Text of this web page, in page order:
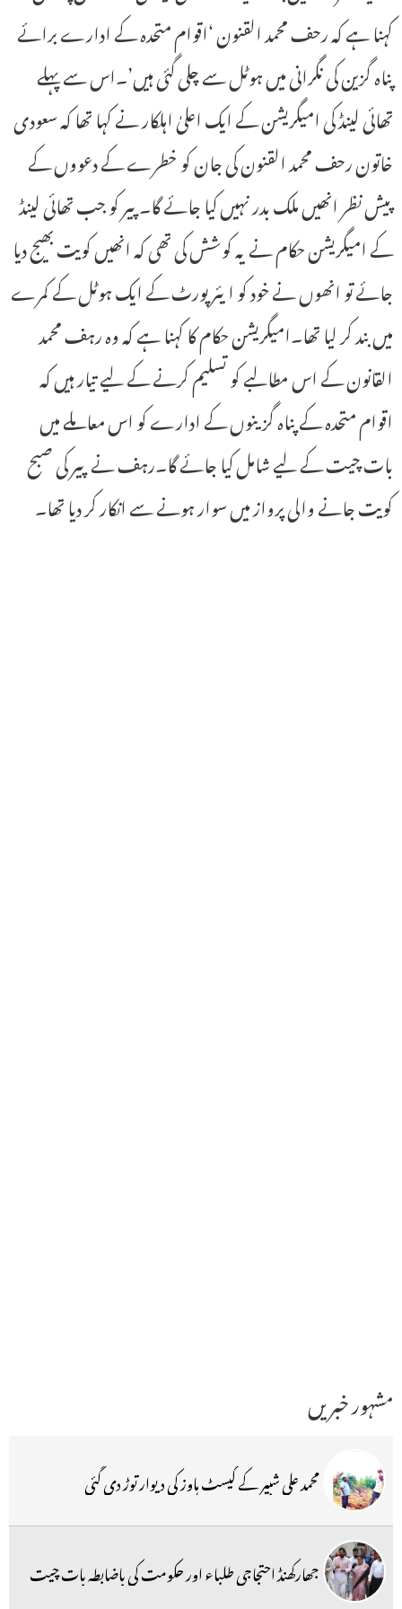
کہنا ہے کہ رحف محمد القنون ‘اقوام متحدہ کے ادارے برائے
پناہ گزین کی نگرانی میں ہوٹل سے چلی گئی ہیں’۔اس سے پہلے
تھائی لینڈ کی امیگریشن کے ایک اعلیٰ اہلکار نے کہا تھا کہ سعودی
خاتون رحف محمد القنون کی جان کو خطرے کے دعووں کے
پیش نظر انھیں ملک بدر نہیں کیا جائے گا۔پیر کو جب تھائی لینڈ
کے امیگریشن حکام نے یہ کوشش کی تھی کہ انھیں کویت بھیج دیا
جائے تو انھوں نے خود کو ایئر پورٹ کے ایک ہوٹل کے کمرے
میں بند کر لیا تھا۔امیگریشن حکام کا کہنا ہے کہ وہ رہف محمد
القانون کے اس مطالبے کو تسلیم کرنے کے لیے تیار ہیں کہ
اقوام متحدہ کے پناہ گزینوں کے ادارے کو اس معاملے میں
بات چیت کے لیے شامل کیا جائے گا۔رہف نے پیر کی صبح
کویت جانے والی پرواز میں سوار ہونے سے انکار کر دیا تھا۔
مشہور خبریں
محمد علی شبیر کے گیسٹ ہاوز کی دیوار توڑ دی گئی
جھارکھنڈ احتجاجی طلباء اور حکومت کی باضابطہ بات چیت